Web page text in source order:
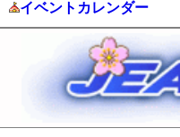
イベントカレンダー